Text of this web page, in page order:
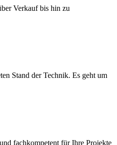
Verkauf bis hin zu
Stand der Technik. Es geht um
fachkompetent für Ihre Projekte